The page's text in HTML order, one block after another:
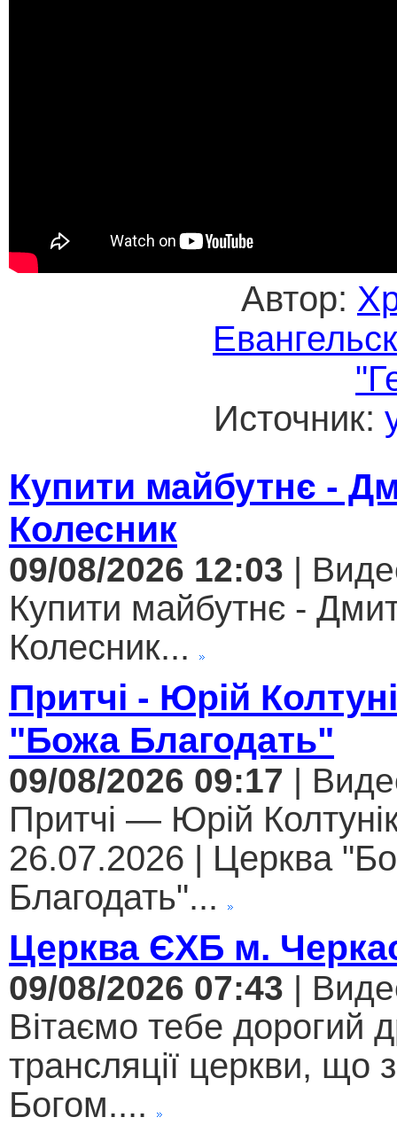
Автор:
Источник:
Купити майбутнє -
Колесник
09/08/2026 12:03 |
Купити майбутнє -
Колесник...
Притчі - Юрій
"Божа Благодать"
09/08/2026 09:17 |
Притчі — Юрій
26.07.2026 | Церква
Благодать"...
Церква ЄХБ м.
09/08/2026 07:43 |
Вітаємо тебе дорогий
трансляції церкви, що
Богом....